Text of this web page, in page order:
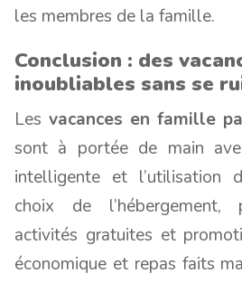
les membres de la famille.
Conclusion : des
inoubliables sans se
Les vacances en famille
sont à portée de main
intelligente et l’utilisation
choix de l’hébergement,
activités gratuites et
économique et repas faits